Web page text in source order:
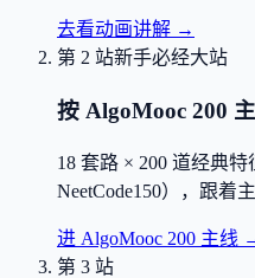
去看动画讲解 →
第 2 站新手必经大站
按 AlgoMooc 200
18 套路 × 200 道经典
NeetCode150），跟着
进 AlgoMooc 200 主线
第 3 站